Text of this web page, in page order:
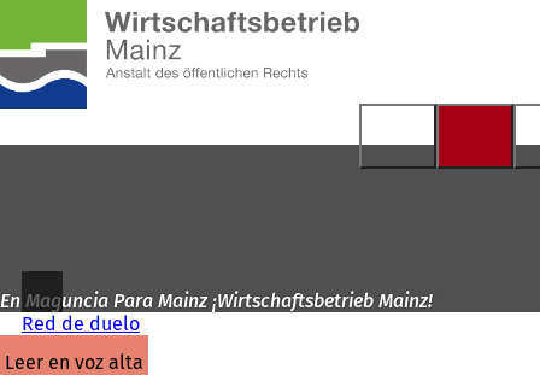
Saltar al contenido
página
de
inicio
En Maguncia Para Mainz ¡Wirtschaftsbetrieb Mainz!
Red de duelo
leer en voz alta